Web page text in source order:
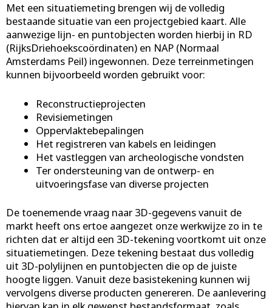
Met een situatiemeting brengen wij de volledig
bestaande situatie van een projectgebied kaart. Alle
aanwezige lijn- en puntobjecten worden hierbij in RD
(RijksDriehoekscoördinaten) en NAP (Normaal
Amsterdams Peil) ingewonnen. Deze terreinmetingen
kunnen bijvoorbeeld worden gebruikt voor:
Reconstructieprojecten
Revisiemetingen
Oppervlaktebepalingen
Het registreren van kabels en leidingen
Het vastleggen van archeologische vondsten
Ter ondersteuning van de ontwerp- en
uitvoeringsfase van diverse projecten
De toenemende vraag naar 3D-gegevens vanuit de
markt heeft ons ertoe aangezet onze werkwijze zo in te
richten dat er altijd een 3D-tekening voortkomt uit onze
situatiemetingen. Deze tekening bestaat dus volledig
uit 3D-polylijnen en puntobjecten die op de juiste
hoogte liggen. Vanuit deze basistekening kunnen wij
vervolgens diverse producten genereren. De aanlevering